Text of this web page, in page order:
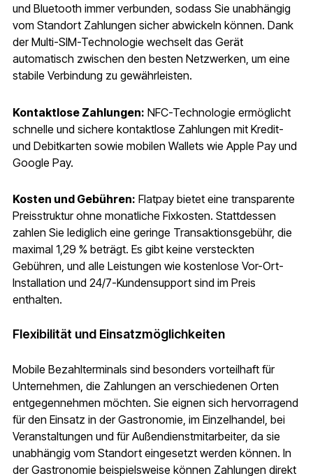
und Bluetooth immer verbunden, sodass Sie unabhängig
vom Standort Zahlungen sicher abwickeln können. Dank
der Multi-SIM-Technologie wechselt das Gerät
automatisch zwischen den besten Netzwerken, um eine
stabile Verbindung zu gewährleisten.
Kontaktlose Zahlungen: NFC-Technologie ermöglicht
schnelle und sichere kontaktlose Zahlungen mit Kredit-
und Debitkarten sowie mobilen Wallets wie Apple Pay und
Google Pay.
Kosten und Gebühren: Flatpay bietet eine transparente
Preisstruktur ohne monatliche Fixkosten. Stattdessen
zahlen Sie lediglich eine geringe Transaktionsgebühr, die
maximal 1,29 % beträgt. Es gibt keine versteckten
Gebühren, und alle Leistungen wie kostenlose Vor-Ort-
Installation und 24/7-Kundensupport sind im Preis
enthalten.
Flexibilität und Einsatzmöglichkeiten
Mobile Bezahlterminals sind besonders vorteilhaft für
Unternehmen, die Zahlungen an verschiedenen Orten
entgegennehmen möchten. Sie eignen sich hervorragend
für den Einsatz in der Gastronomie, im Einzelhandel, bei
Veranstaltungen und für Außendienstmitarbeiter, da sie
unabhängig vom Standort eingesetzt werden können. In
der Gastronomie beispielsweise können Zahlungen direkt